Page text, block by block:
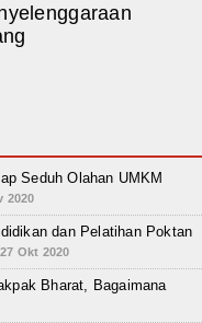
Seduh Olahan UMKM
2020
dan Pelatihan Poktan
27 Okt 2020
Bharat, Bagaimana